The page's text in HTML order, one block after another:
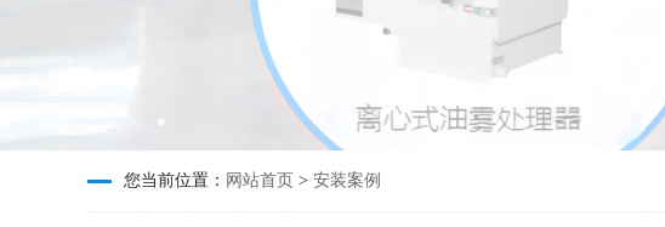
您当前位置： 网站首页 > 安装案例